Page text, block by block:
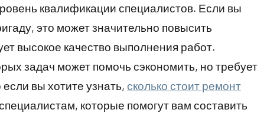
квалификации специалистов. Если вы
это может значительно повысить
высокое качество выполнения работ.
задач может помочь сэкономить, но требует
вы хотите узнать, сколько стоит ремонт
которые помогут вам составить